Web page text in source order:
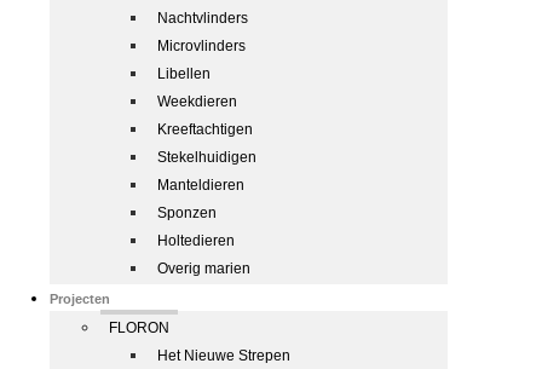
Nachtvlinders
Microvlinders
Libellen
Weekdieren
Kreeftachtigen
Stekelhuidigen
Manteldieren
Sponzen
Holtedieren
Overig marien
Projecten
FLORON
Het Nieuwe Strepen